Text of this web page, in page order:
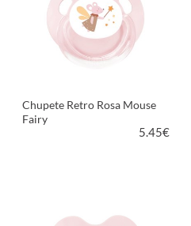
Chupete Retro Rosa Mouse
Fairy
5.45€